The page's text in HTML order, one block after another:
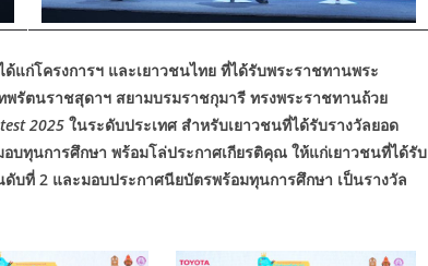
โครงการฯ และเยาวชนไทย ที่ได้รับพระราชทานพระ
พรัตนราชสุดาฯ สยามบรมราชกุมารี ทรงพระราชทานถ้วย
2025 ในระดับประเทศ สำหรับเยาวชนที่ได้รับรางวัลยอด
บทุนการศึกษา พร้อมโล่ประกาศเกียรติคุณ ให้แก่เยาวชนที่ได้รับ
บที่ 2 และมอบประกาศนียบัตรพร้อมทุนการศึกษา เป็นรางวัล